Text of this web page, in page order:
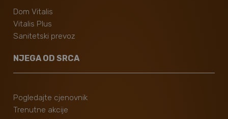
Dom Vitalis
Vitalis Plus
Sanitetski prevoz
NJEGA OD SRCA
Pogledajte cjenovnik
Trenutne akcije